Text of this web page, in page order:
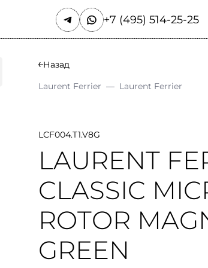
+7 (495) 514-25-25
Назад
Laurent Ferrier — Laurent Ferrier
LCF004.T1.V8G
LAURENT
CLASSIC
ROTOR
GREEN